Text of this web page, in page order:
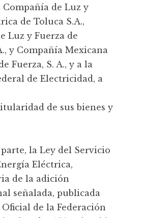
Compañía de Luz y
de Toluca S.A.,
Luz y Fuerza de
y Compañía Mexicana
Fuerza, S. A., y a la
de Electricidad, a
de sus bienes y
la Ley del Servicio
Eléctrica,
de la adición
señalada, publicada
de la Federación